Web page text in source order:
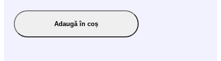
Adaugă în coș